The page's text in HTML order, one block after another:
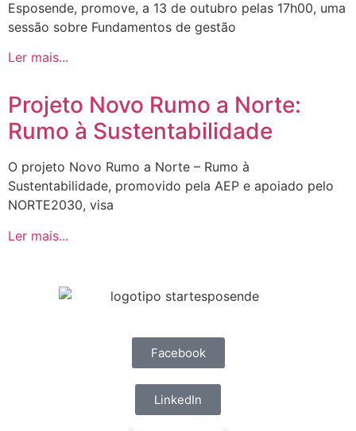
Esposende, promove, a 13 de outubro pelas 17h00, uma
sessão sobre Fundamentos de gestão
Ler mais...
Projeto Novo Rumo a Norte:
Rumo à Sustentabilidade
O projeto Novo Rumo a Norte – Rumo à
Sustentabilidade, promovido pela AEP e apoiado pelo
NORTE2030, visa
Ler mais...
Facebook
LinkedIn